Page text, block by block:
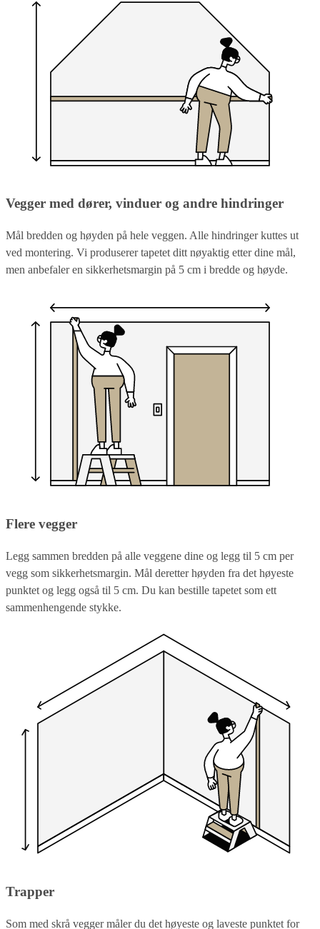
Vegger med dører, vinduer og andre hindringer
Mål bredden og høyden på hele veggen. Alle hindringer kuttes ut
ved montering. Vi produserer tapetet ditt nøyaktig etter dine mål,
men anbefaler en sikkerhetsmargin på 5 cm i bredde og høyde.
Flere vegger
Legg sammen bredden på alle veggene dine og legg til 5 cm per
vegg som sikkerhetsmargin. Mål deretter høyden fra det høyeste
punktet og legg også til 5 cm. Du kan bestille tapetet som ett
sammenhengende stykke.
Trapper
Som med skrå vegger måler du det høyeste og laveste punktet for